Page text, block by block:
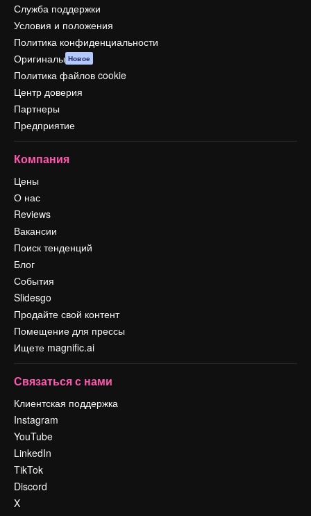
Служба поддержки
Условия и положения
Политика конфиденциальности
Оригиналы Новое
Политика файлов cookie
Центр доверия
Партнеры
Предприятие
Компания
Цены
О нас
Reviews
Вакансии
Поиск тенденций
Блог
События
Slidesgo
Продайте свой контент
Помещение для прессы
Ищете magnific.ai
Связаться с нами
Клиентская поддержка
Instagram
YouTube
LinkedIn
TikTok
Discord
X